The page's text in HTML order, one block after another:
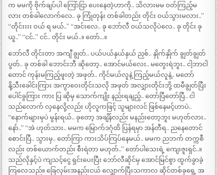
က မမကို ဗိုက်ချပ်ပါ ကြော်ငြာ ပေးနေတဲ့ဟာကို.. သိလားမမ ဝတ်ကြည့်မ
လား တစ်ခါလောက်လေ.. ခု ကြုံတုန်း တစ်ခါတည်း တိုင်း ဝယ်သွားမလား..”
“တိုင်းးးး ဝယ် ရ မယ်..” “အင်းလေ.. ခု ဘော်လီ ဝယ်သလိုပဲလေ.. ခု တိုင်း ခု
ယူ..” “ငင်..” ငင်.. တိုင်း မယ်..။ တော်…။
ဘော်လီ တိုင်းတာ အကျီ ချွတ်.. ပယ်ပယ်နှယ်နှယ် ညှစ်.. နှိုက်နှိုက် ချွတ်ချွတ်
ပွတ်.. ခု တစ်ခါ ဘောင်းဘီ ဆိုတော့.. အောင်မယ်လေး.. မတွေးရဲဘူး.. ငါ့ဘာငါ
တောင် ကုန်းမကြည့်ဖူးတဲ့ အဖုတ်.. ကိုင်မယ်လူနဲ့ ကြည့်မယ်လူနဲ့.. မတော်
နို့သီးခေါင်းကြား အကွာဝေးတိုင်းသလို အဖုတ် အလျှားတိုင်းဘို့ ထမီချွတ်ပြီး
ပေါင်ခွကြား ကား ပြ ဆိုမှ သောက်ကျိုး နည်းရချည့်.. တော်ပြီတော်ပြီ.. ငါ
သည်လောက် လှနေလို့လည်း ဟိုလူကဖြင့် သူများလင် ဖြစ်နေမင့်ဟာပဲ..
“နောက်များမှပဲ မွန်းရယ်.. ခုတော့ အချိန်လည်း မနည်းတော့ဘူး မဟုတ်လား..
နော်..” “အဲ ဟုတ်သား.. မမက မြောက်ဒဂုံထိ ပြန်ရမှာ အန်တီရ.. ညနေတောင်
စောင်းပြီ.. သွားမှ.. တော်ကြာ ကားသိပ်ကြပ်နေမယ်.. မမက ညဘက် တက္ကစီ
လည်း တစ်ယောက်တည်း စီးရဲတာ မဟုတ်..” တော်ပါသေးရဲ့ ကျေးဇူးရှင်..။
သည်လိုနှင့်ပဲ ကျသင့်ငွေ ရှင်းပေးပြီး ဘော်လီဆိုင်မှ အောင်မြင်စွာ ထွက်ခွာခဲ့
ကြလေသည်။ ခြေလှမ်းအနည်းငယ် လျှောက်ပြီးသကာလ ဆိုင်တစ်ခုရှေ့ အ